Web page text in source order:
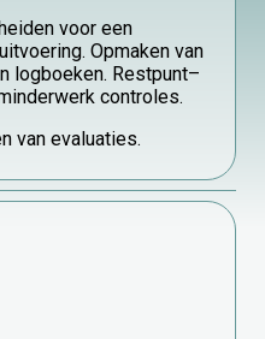
voor een
Opmaken van
logboeken. Restpunt–
controles.
van evaluaties.